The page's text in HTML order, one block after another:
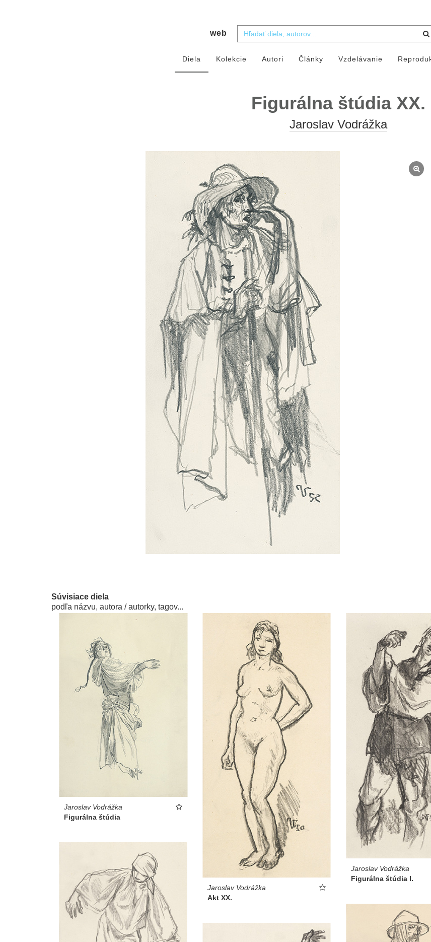
web
Diela Kolekcie Autori Články Vzdelávanie
Figurálna štúdia XX.
Jaroslav Vodrážka
Súvisiace diela
podľa názvu, autora / autorky, tagov...
Jaroslav Vodrážka
Figurálna štúdia
Jaroslav Vodrážka
Akt XX.
Jaroslav Vodrážka
Figurálna štúdia I.